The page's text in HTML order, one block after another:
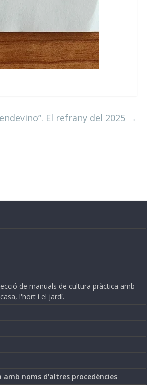
El refrany del 2025 →
de manuals de cultura pràctica amb
l'hort i el jardí.
noms d'altres procedències